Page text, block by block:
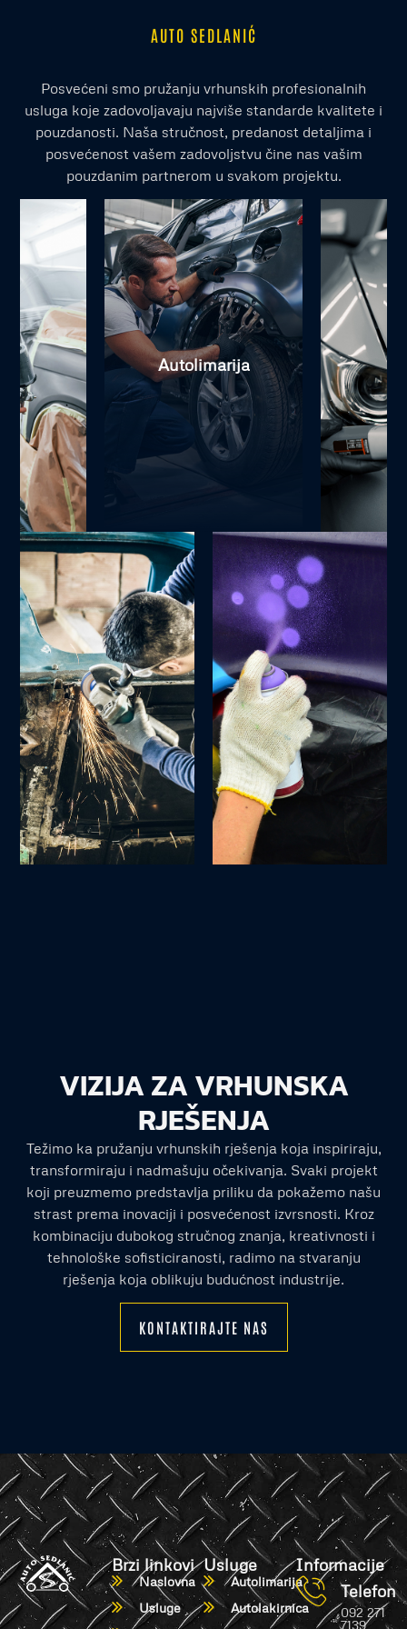
AUTO SEDLANIĆ
Posvećeni smo pružanju vrhunskih profesionalnih
usluga koje zadovoljavaju najviše standarde kvalitete i
pouzdanosti. Naša stručnost, predanost detaljima i
posvećenost vašem zadovoljstvu čine nas vašim
pouzdanim partnerom u svakom projektu.
Autolimarija
VIZIJA ZA VRHUNSKA
RJEŠENJA
Težimo ka pružanju vrhunskih rješenja koja inspiriraju,
transformiraju i nadmašuju očekivanja. Svaki projekt
koji preuzmemo predstavlja priliku da pokažemo našu
strast prema inovaciji i posvećenost izvrsnosti. Kroz
kombinaciju dubokog stručnog znanja, kreativnosti i
tehnološke sofisticiranosti, radimo na stvaranju
rješenja koja oblikuju budućnost industrije.
KONTAKTIRAJTE NAS
Brzi linkovi
Naslovna
Usluge
Usluge
Autolimarija
Autolakirnica
Informacije
Telefon
092 271
7139